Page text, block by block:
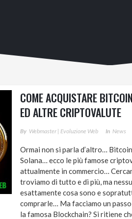
COME ACQUISTARE
ED ALTRE CRIPTOVALUTE
By Webmaster | Evoluzione Web In News
Ormai non si parla d’altro…
Solana… ecco le più famose
attualmente in commercio…
troviamo di tutto e di più, ma
esattamente cosa sono e
comprarle… Ma facciamo un
la famosa Blockchain? Si ritiene